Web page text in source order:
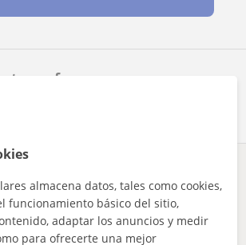
profesor
en este perfil? Cuéntanos
Español para extranjeros
Madrid
para aprender el idioma castellano a extranjer...
almacena datos, tales como cookies,
funcionamiento básico del sitio,
adaptar los anuncios y medir
para ofrecerte una mejor